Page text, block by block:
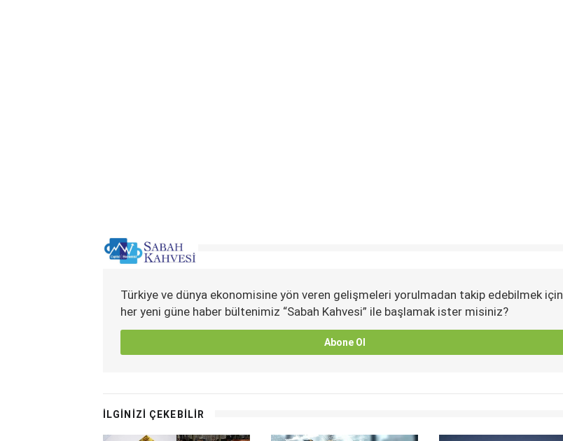
Türkiye ve dünya ekonomisine yön veren gelişmeleri yorulmadan takip edebilmek için
her yeni güne haber bültenimiz “Sabah Kahvesi” ile başlamak ister misiniz?
Abone Ol
İLGİNİZİ ÇEKEBİLİR